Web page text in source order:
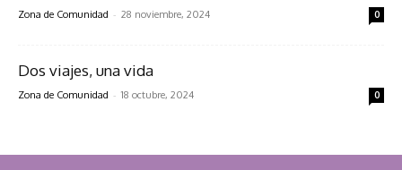
Zona de Comunidad - 28 noviembre, 2024 0
Dos viajes, una vida
Zona de Comunidad - 18 octubre, 2024 0